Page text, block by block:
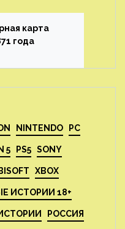
карта
года⁠⁠
NINTENDO PC
5 PS5 SONY
XBOX
ИСТОРИИ 18+
РОССИЯ